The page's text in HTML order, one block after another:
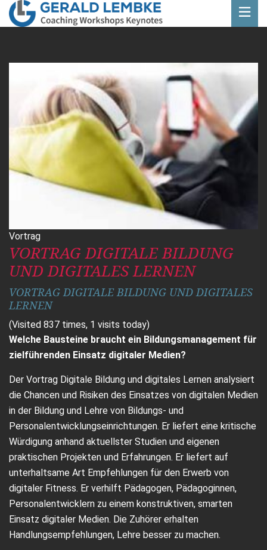
Vortrag
VORTRAG DIGITALE BILDUNG
UND DIGITALES LERNEN
VORTRAG DIGITALE BILDUNG UND DIGITALES
LERNEN
(Visited 837 times, 1 visits today)
Welche Bausteine braucht ein Bildungsmanagement für
zielführenden Einsatz digitaler Medien?
Der Vortrag Digitale Bildung und digitales Lernen analysiert
die Chancen und Risiken des Einsatzes von digitalen Medien
in der Bildung und Lehre von Bildungs- und
Personalentwicklungseinrichtungen. Er liefert eine kritische
Würdigung anhand aktuellster Studien und eigenen
praktischen Projekten und Erfahrungen. Er liefert auf
unterhaltsame Art Empfehlungen für den Erwerb von
digitaler Fitness. Er verhilft Pädagogen, Pädagoginnen,
Personalentwicklern zu einem konstruktiven, smarten
Einsatz digitaler Medien. Die Zuhörer erhalten
Handlungsempfehlungen, Lehre besser zu machen.